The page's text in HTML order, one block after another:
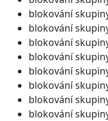
blokování
blokování
blokování
blokování
blokování
blokování
blokování
blokování